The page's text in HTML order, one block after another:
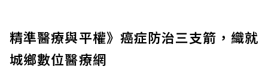
精準醫療與平權》癌症防治三支箭，織就
城鄉數位醫療網